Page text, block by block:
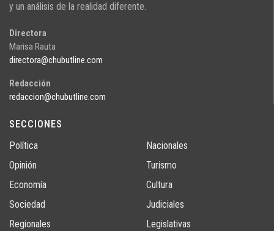
y un análisis de la realidad diferente.
Directora
Marisa Rauta
directora@chubutline.com
Redacción
redaccion@chubutline.com
SECCIONES
Política
Opinión
Economía
Sociedad
Regionales
Nacionales
Turismo
Cultura
Judiciales
Legislativas